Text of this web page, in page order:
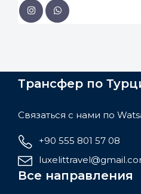
Трансфер по
Связаться с нами по
+90 555 801 57 08
Все направления